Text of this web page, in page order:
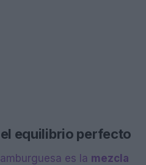
equilibrio perfecto
es la mezcla